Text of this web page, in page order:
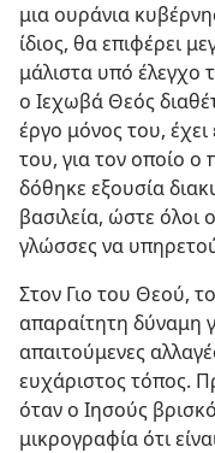
μια ουράνια
ίδιος, θα επιφέρει
μάλιστα υπό έλεγχο
ο Ιεχωβά Θεός
έργο μόνος του, έχει
του, για τον οποίο ο
δόθηκε εξουσία
βασιλεία, ώστε όλοι
γλώσσες να
Στον Γιο του Θεού,
απαραίτητη δύναμη
απαιτούμενες
ευχάριστος τόπος.
όταν ο Ιησούς
μικρογραφία ότι